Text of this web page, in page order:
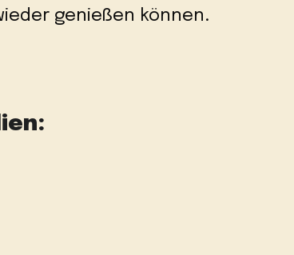
genießen können.